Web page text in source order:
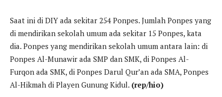
Saat ini di DIY ada sekitar 254 Ponpes. Jumlah Ponpes yang
di mendirikan sekolah umum ada sekitar 15 Ponpes, kata
dia. Ponpes yang mendirikan sekolah umum antara lain: di
Ponpes Al-Munawir ada SMP dan SMK, di Ponpes Al-
Furqon ada SMK, di Ponpes Darul Qur’an ada SMA, Ponpes
Al-Hikmah di Playen Gunung Kidul. (rep/hio)